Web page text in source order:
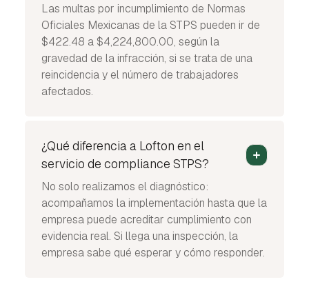
Las multas por incumplimiento de Normas
Oficiales Mexicanas de la STPS pueden ir de
$422.48 a $4,224,800.00, según la
gravedad de la infracción, si se trata de una
reincidencia y el número de trabajadores
afectados.
¿Qué diferencia a Lofton en el
servicio de compliance STPS?
No solo realizamos el diagnóstico:
acompañamos la implementación hasta que la
empresa puede acreditar cumplimiento con
evidencia real. Si llega una inspección, la
empresa sabe qué esperar y cómo responder.